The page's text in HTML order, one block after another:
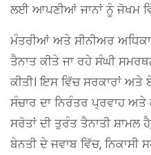
ਲਈ ਆਪਣੀਆਂ ਜਾਨਾਂ ਨੂੰ ਜੋਖਮ
ਮੰਤਰੀਆਂ ਅਤੇ ਸੀਨੀਅਰ
ਤੈਨਾਤ ਕੀਤੇ ਜਾ ਰਹੇ ਸੰਘੀ
ਕੀਤੀ। ਇਸ ਵਿੱਚ ਸਰਕਾਰਾਂ
ਸੰਚਾਰ ਦਾ ਨਿਰੰਤਰ ਪ੍ਰਵਾਹ
ਸਰੋਤਾਂ ਦੀ ਤੁਰੰਤ ਤੈਨਾਤੀ
ਬੇਨਤੀ ਦੇ ਜਵਾਬ ਵਿੱਚ, ਨਿਕਾਸੀ